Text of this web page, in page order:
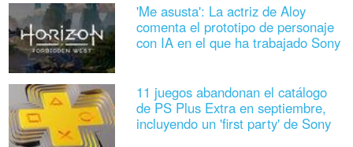
'Me asusta': La actriz de Aloy
comenta el prototipo de personaje
con IA en el que ha trabajado Sony
11 juegos abandonan el catálogo
de PS Plus Extra en septiembre,
incluyendo un 'first party' de Sony